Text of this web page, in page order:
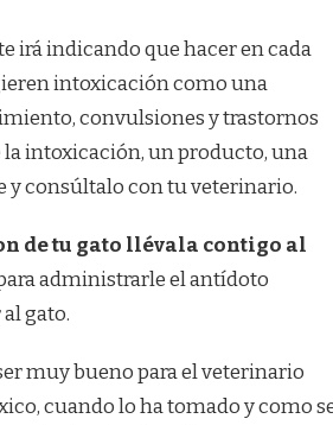
irá indicando que hacer en cada
intoxicación como una
convulsiones y trastornos
intoxicación, un producto, una
y consúltalo con tu veterinario.
de tu gato llévala contigo al
administrarle el antídoto
gato.
muy bueno para el veterinario
cuando lo ha tomado y como